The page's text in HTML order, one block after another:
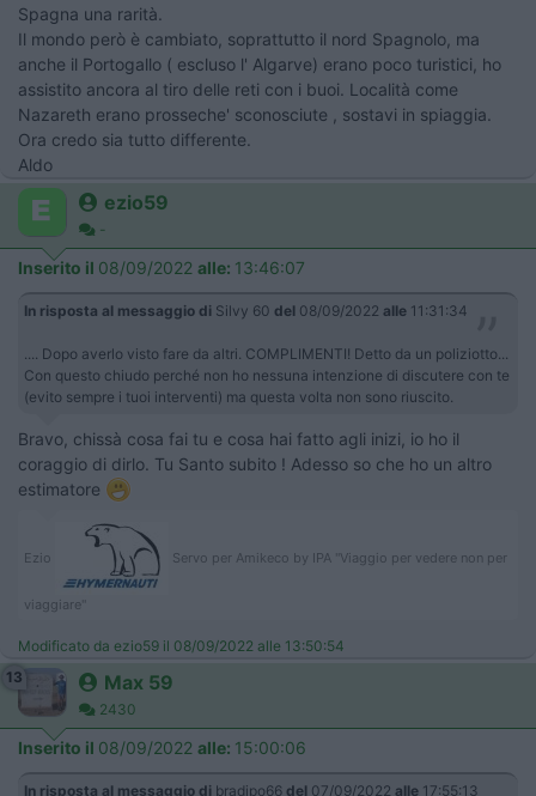
Spagna una rarità.
Il mondo però è cambiato, soprattutto il nord Spagnolo, ma
anche il Portogallo ( escluso l' Algarve) erano poco turistici, ho
assistito ancora al tiro delle reti con i buoi. Località come
Nazareth erano prosseche' sconosciute , sostavi in spiaggia.
Ora credo sia tutto differente.
Aldo
ezio59
-
Inserito il 08/09/2022 alle: 13:46:07
In risposta al messaggio di Silvy 60 del 08/09/2022 alle 11:31:34
.... Dopo averlo visto fare da altri. ​​​​​​COMPLIMENTI! Detto da un poliziotto...
Con questo chiudo perché non ho nessuna intenzione di discutere con te
(evito sempre i tuoi interventi) ma questa volta non sono riuscito.
Bravo, chissà cosa fai tu e cosa hai fatto agli inizi, io ho il
coraggio di dirlo. Tu Santo subito ! Adesso so che ho un altro
estimatore
Ezio Servo per Amikeco by IPA "Viaggio per vedere non per
viaggiare"
Modificato da ezio59 il 08/09/2022 alle 13:50:54
13
Max 59
2430
Inserito il 08/09/2022 alle: 15:00:06
In risposta al messaggio di bradipo66 del 07/09/2022 alle 17:55:13